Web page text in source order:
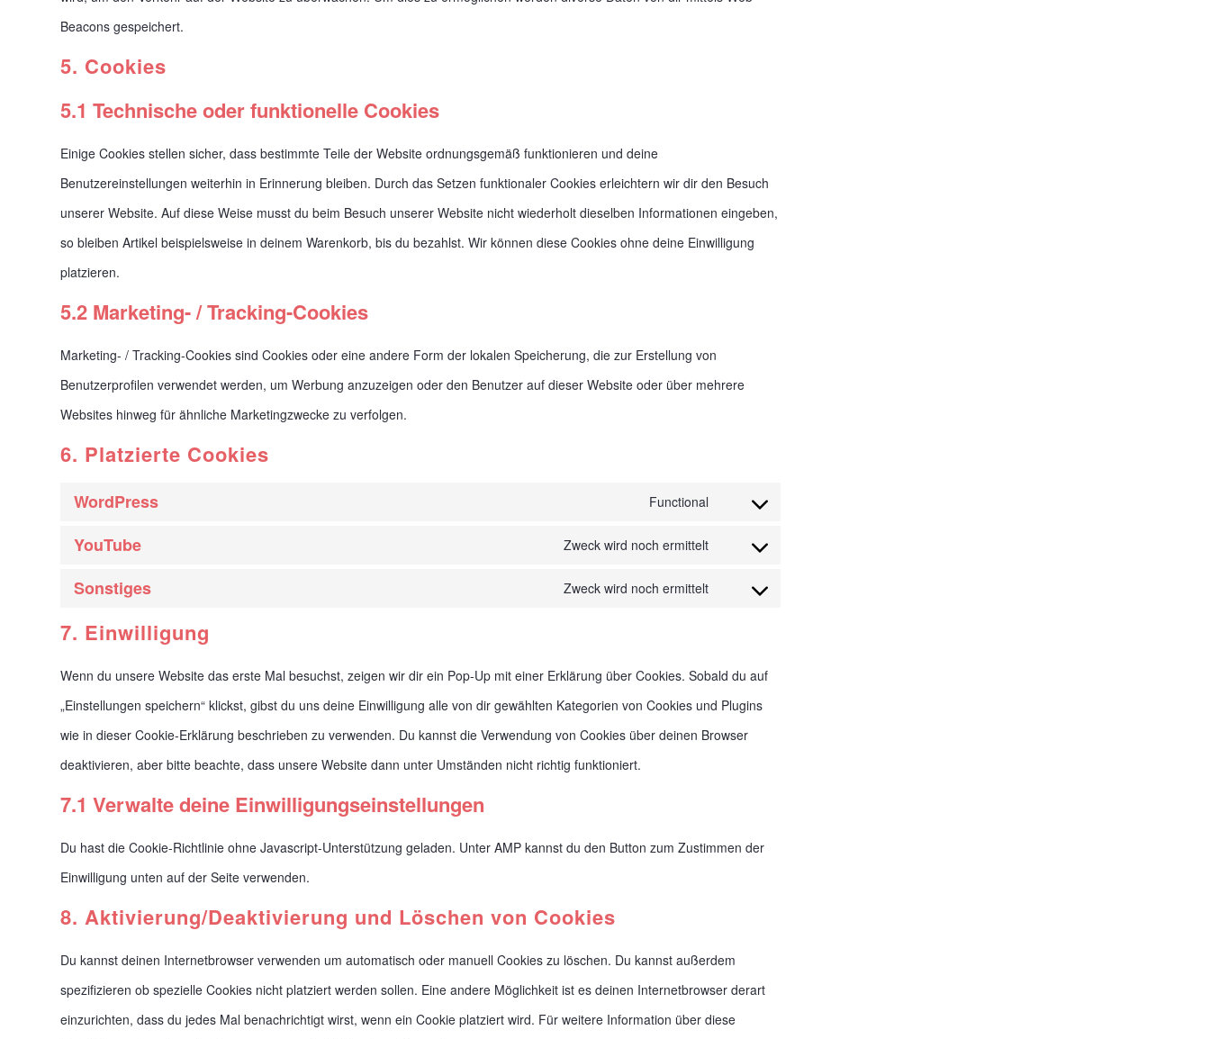
Beacons gespeichert.
5. Cookies
5.1 Technische oder funktionelle Cookies
Einige Cookies stellen sicher, dass bestimmte Teile der Website ordnungsgemäß funktionieren und deine
Benutzereinstellungen weiterhin in Erinnerung bleiben. Durch das Setzen funktionaler Cookies erleichtern wir dir den Besuch
unserer Website. Auf diese Weise musst du beim Besuch unserer Website nicht wiederholt dieselben Informationen eingeben,
so bleiben Artikel beispielsweise in deinem Warenkorb, bis du bezahlst. Wir können diese Cookies ohne deine Einwilligung
platzieren.
5.2 Marketing- / Tracking-Cookies
Marketing- / Tracking-Cookies sind Cookies oder eine andere Form der lokalen Speicherung, die zur Erstellung von
Benutzerprofilen verwendet werden, um Werbung anzuzeigen oder den Benutzer auf dieser Website oder über mehrere
Websites hinweg für ähnliche Marketingzwecke zu verfolgen.
6. Platzierte Cookies
WordPress Functional
YouTube Zweck wird noch ermittelt
Sonstiges Zweck wird noch ermittelt
7. Einwilligung
Wenn du unsere Website das erste Mal besuchst, zeigen wir dir ein Pop-Up mit einer Erklärung über Cookies. Sobald du auf
„Einstellungen speichern“ klickst, gibst du uns deine Einwilligung alle von dir gewählten Kategorien von Cookies und Plugins
wie in dieser Cookie-Erklärung beschrieben zu verwenden. Du kannst die Verwendung von Cookies über deinen Browser
deaktivieren, aber bitte beachte, dass unsere Website dann unter Umständen nicht richtig funktioniert.
7.1 Verwalte deine Einwilligungseinstellungen
Du hast die Cookie-Richtlinie ohne Javascript-Unterstützung geladen. Unter AMP kannst du den Button zum Zustimmen der
Einwilligung unten auf der Seite verwenden.
8. Aktivierung/Deaktivierung und Löschen von Cookies
Du kannst deinen Internetbrowser verwenden um automatisch oder manuell Cookies zu löschen. Du kannst außerdem
spezifizieren ob spezielle Cookies nicht platziert werden sollen. Eine andere Möglichkeit ist es deinen Internetbrowser derart
einzurichten, dass du jedes Mal benachrichtigt wirst, wenn ein Cookie platziert wird. Für weitere Information über diese